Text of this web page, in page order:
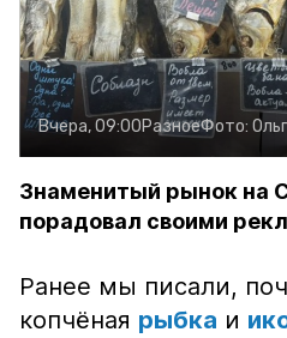
Вчера, 09:00РазноеФото:
Знаменитый рынок на
порадовал своими
Ранее мы писали,
копчёная рыбка и